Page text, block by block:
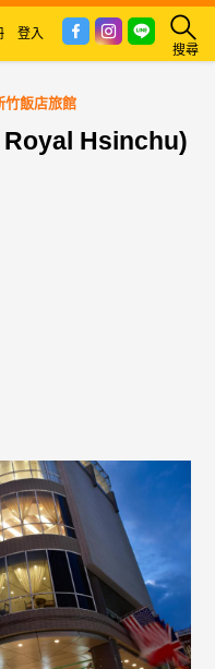
搜尋
登入
竹飯店旅館
Royal Hsinchu)